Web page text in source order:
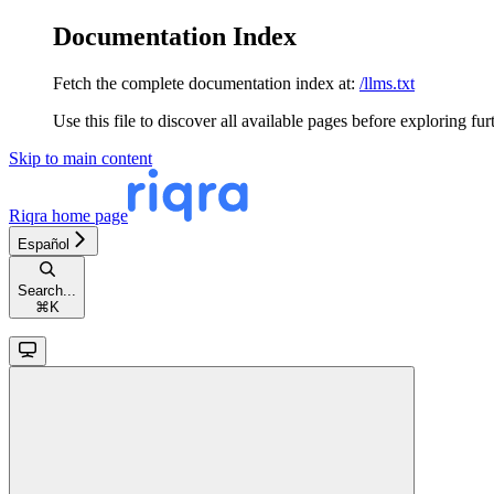
Documentation Index
Fetch the complete documentation index at: /llms.txt
Use this file to discover all available pages before exploring
Skip to main content
Riqra home page
Español
Search...
⌘ K